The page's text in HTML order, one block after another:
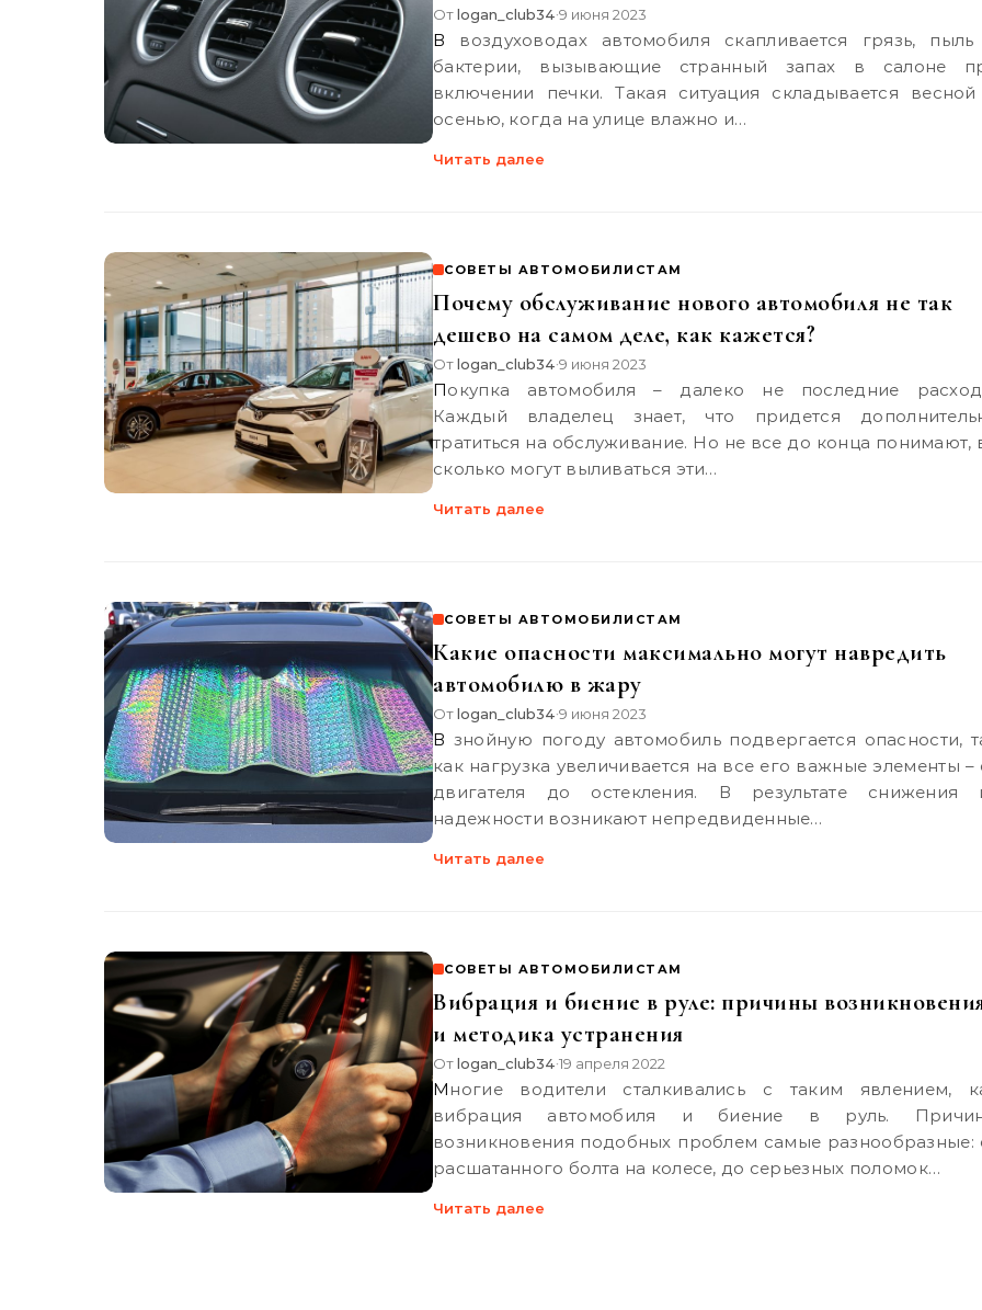
Отlogan_club34•9 июня 2023
В воздуховодах автомобиля скапливается грязь, пыль и
бактерии, вызывающие странный запах в салоне
включении печки. Такая ситуация складывается
осенью, когда на улице влажно и…
Читать далее
СОВЕТЫ АВТОМОБИЛИСТАМ
Почему обслуживание нового автомобиля не так
дешево на самом деле, как кажется?
Отlogan_club34•9 июня 2023
Покупка автомобиля – далеко не последние расходы.
Каждый владелец знает, что придется
тратиться на обслуживание. Но не все до конца понимают,
сколько могут выливаться эти…
Читать далее
СОВЕТЫ АВТОМОБИЛИСТАМ
Какие опасности максимально могут навредить
автомобилю в жару
Отlogan_club34•9 июня 2023
В знойную погоду автомобиль подвергается опасности, так
как нагрузка увеличивается на все его важные элементы –
двигателя до остекления. В результате снижения
надежности возникают непредвиденные…
Читать далее
СОВЕТЫ АВТОМОБИЛИСТАМ
Вибрация и биение в руле: причины
и методика устранения
Отlogan_club34•19 апреля 2022
Многие водители сталкивались с таким явлением, как
вибрация автомобиля и биение в руль.
возникновения подобных проблем самые разнообразные:
расшатанного болта на колесе, до серьезных поломок…
Читать далее